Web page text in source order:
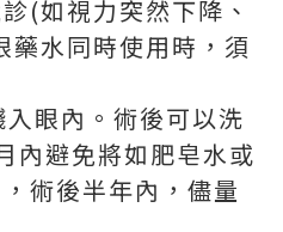
(如視力突然下降、
藥水同時使用時，須
眼內。術後可以洗
內避免將如肥皂水或
術後半年內，儘量